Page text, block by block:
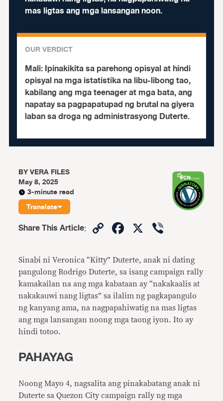
mas ligtas ang mga lansangan noon.
OUR VERDICT
Mali:Ipinakikita sa parehong opisyal at hindi
opisyal na mga istatistika na libu-libong tao,
kabilang ang mga teenager at mga bata, ang
napatay sa pagpapatupad ng brutal na giyera
laban sa droga ng administrasyong Duterte.
BYVERA FILES
May 8, 2025
3-minute read
Translate
Share This Article: CopyFacebook
X
Sinabi ni Veronica “Kitty” Duterte, anak ni dating
pangulong Rodrigo Duterte, sa isang campaign rally
kamakailan na ang mga kabataan ay “nakakaalis at
nakakauwi nang ligtas” sa ilalim ng pagkapangulo
ng kanyang ama, na nagpapahiwatig na mas ligtas
ang mga lansangan noong mga taong iyon. Ito ay
hindi totoo.
PAHAYAG
Noong Mayo 4, nagsalita ang pinakabatang anak ni
Duterte sa Quezon City campaign rally ng mga